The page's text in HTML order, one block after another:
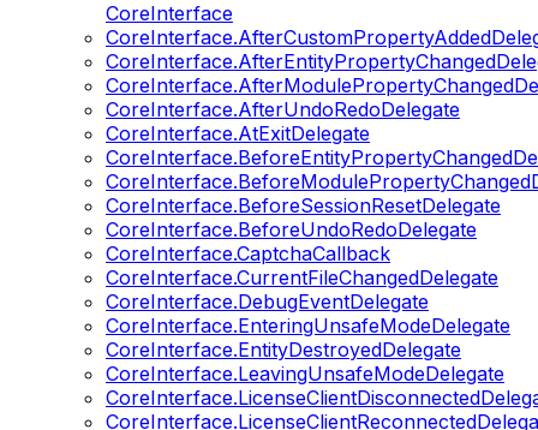
CoreInterface
CoreInterface.AfterUndoRedoDelegate
CoreInterface.AtExitDelegate
CoreInterface.BeforeSessionResetDelegate
CoreInterface.BeforeUndoRedoDelegate
CoreInterface.CaptchaCallback
CoreInterface.CurrentFileChangedDelegate
CoreInterface.DebugEventDelegate
CoreInterface.EnteringUnsafeModeDelegate
CoreInterface.EntityDestroyedDelegate
CoreInterface.LeavingUnsafeModeDelegate